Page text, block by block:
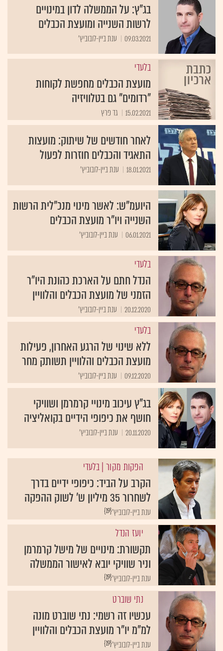
בג”ץ: על הממשלה לדון במינויים
לרשות השנייה ומועצת הכבלים
09.03.2021 ענת ביין-לובוביץ'
בלעדי
מועצת הכבלים מחפשת לקוחות
"רדומים" גם בטלוויזיה
15.02.2021 גד פרץ
לאחר חודשים של שיתוק: מועצות
התאגיד והכבלים חוזרות לפעול
18.01.2021 ענת ביין-לובוביץ'
היועמ"ש: לאשר מינוי מנכ"לית הרשות
השנייה ויו"ר מועצת הכבלים
06.01.2021 ענת ביין-לובוביץ'
בלעדי
הנדל חתם על הארכת כהונת היו"ר
הזמני של מועצת הכבלים והלוויין
20.12.2020 ענת ביין-לובוביץ'
בלעדי
ללא שינוי של הרגע האחרון, פעילות
מועצת הכבלים והלוויין תשותק מחר
09.12.2020 ענת ביין-לובוביץ'
בג"ץ עיכוב מינויי קרמרמן ושוויקי
חושף את כיפופי הידיים בקואליציה
20.11.2020 ענת ביין-לובוביץ'
הפקות מקור | בלעדי
הקרב על הביד: כיפופי ידיים בדרך
לשחרור 35 מיליון ש' לשוק ההפקה
{19}ענת ביין-לובוביץ'
יועז הנדל
תקשורת: מינויים של מישל קרמרמן
וניר שוויקי יובא לאישור הממשלה
{19}ענת ביין-לובוביץ'
נתי שוברט
עכשיו זה רשמי: נתי שוברט מונה
למ"מ יו"ר מועצת הכבלים והלוויין
{19}ענת ביין-לובוביץ'